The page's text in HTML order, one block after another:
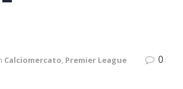
Calciomercato, Premier League 0